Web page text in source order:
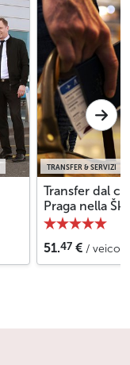
TRANSFER & SERVIZI
Transfer dal
Praga nella
51.47 € / veicolo